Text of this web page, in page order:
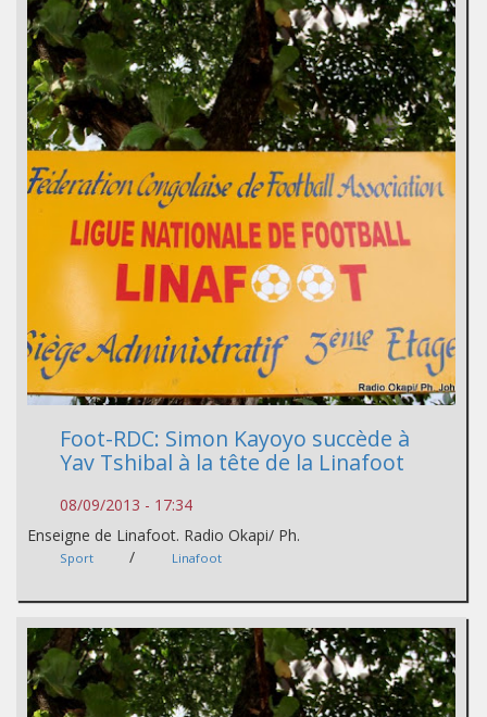
Foot-RDC: Simon Kayoyo succède à
Yav Tshibal à la tête de la Linafoot
08/09/2013 - 17:34
Enseigne de Linafoot. Radio Okapi/ Ph.
Sport / Linafoot